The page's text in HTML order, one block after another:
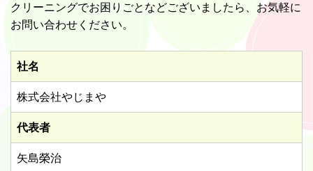
クリーニングでお困りごとなどございましたら、お気軽に
お問い合わせください。
社名
株式会社やじまや
代表者
矢島榮治